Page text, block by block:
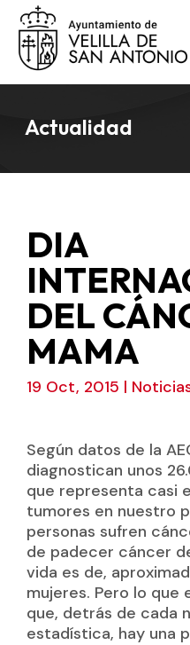
Actualidad
DIA
DEL
MAMA
19 Oct, 2015 |
Según datos de la
diagnostican unos
que representa casi
tumores en nuestro
personas sufren
de padecer cáncer
vida es de,
mujeres. Pero lo que
que, detrás de cada
estadística, hay una